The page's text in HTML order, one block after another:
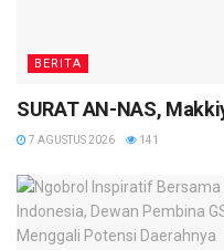
BERITA
SURAT AN-NAS,
7 AGUSTUS 2026 141